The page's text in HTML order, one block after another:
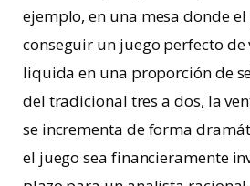
ejemplo, en una mesa donde
conseguir un juego perfecto de
liquida en una proporción de
del tradicional tres a dos, la
se incrementa de forma
el juego sea financieramente